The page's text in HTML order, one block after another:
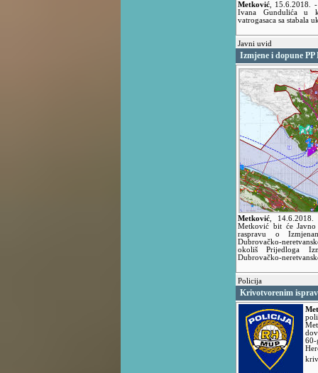
Metković 15.6.2018. -
Ivana Gundulića u
vatrogasaca sa stabala
Javni uvid
Izmjene i dopune
Metković
Metković bit će Javno
raspravu o
Dubrovačko-
okoliš Prijedloga
Dubrovačko-
Policija
Krivotvorenim